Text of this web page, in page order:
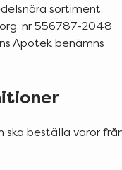
sortiment
nr 556787-2048
Apotek benämns
ska beställa varor